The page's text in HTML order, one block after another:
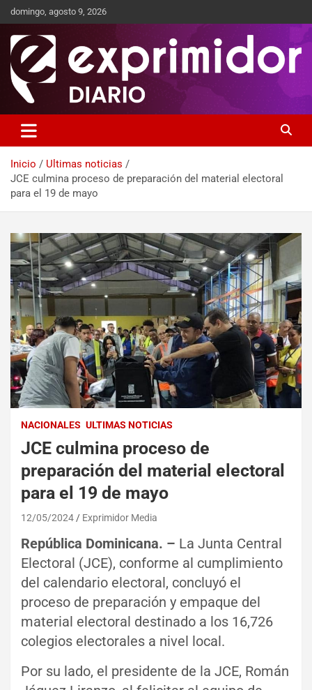
domingo, agosto 9, 2026
Exprimidor media
Inicio
Ultimas noticias
JCE culmina proceso de preparación del material electoral
para el 19 de mayo
NACIONALES ULTIMAS NOTICIAS
JCE culmina proceso de
preparación del material electoral
para el 19 de mayo
12/05/2024 Exprimidor Media
República Dominicana. – La Junta Central
Electoral (JCE), conforme al cumplimiento
del calendario electoral, concluyó el
proceso de preparación y empaque del
material electoral destinado a los 16,726
colegios electorales a nivel local.
Por su lado, el presidente de la JCE, Román